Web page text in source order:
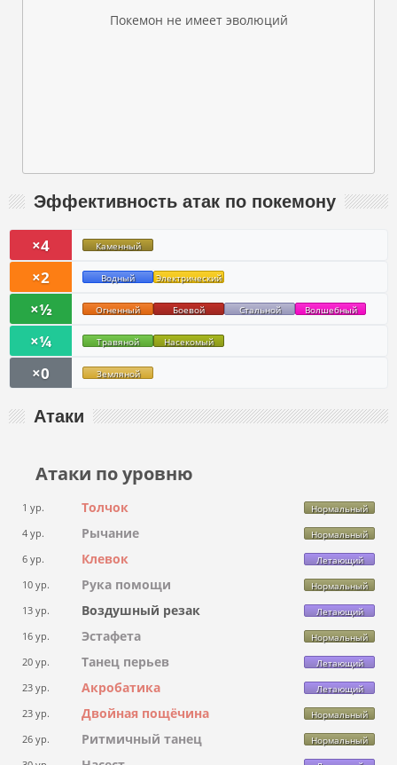
Покемон не имеет эволюций
Эффективность атак по покемону
×4 Каменный
×2 Водный Электрический
×½ Огненный Боевой Стальной Волшебный
×¼ Травяной Насекомый
×0 Земляной
Атаки
Атаки по уровню
1 ур. Толчок Нормальный
4 ур. Рычание Нормальный
6 ур. Клевок Летающий
10 ур. Рука помощи Нормальный
13 ур. Воздушный резак Летающий
16 ур. Эстафета Нормальный
20 ур. Танец перьев Летающий
23 ур. Акробатика Летающий
23 ур. Двойная пощёчина Нормальный
26 ур. Ритмичный танец Нормальный